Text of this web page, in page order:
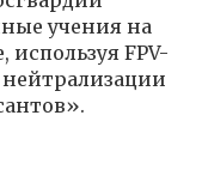
учения на
используя FPV-